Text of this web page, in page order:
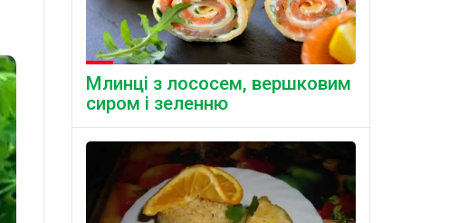
Млинці з лососем, вершковим
сиром і зеленню